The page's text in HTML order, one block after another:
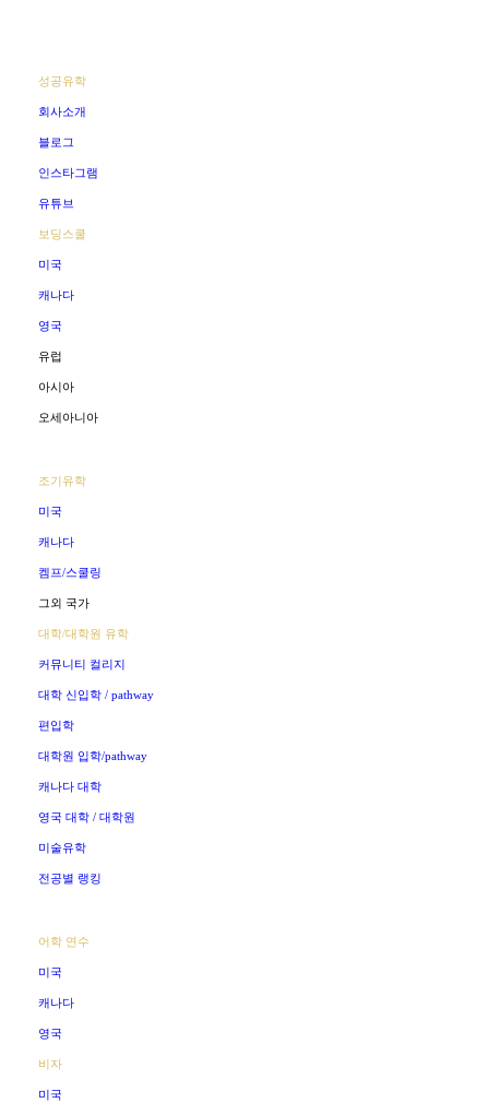
성공유학
회사소개
블로그
인스타그램
유튜브
보딩스쿨
미국
캐나다
영국
유럽
아시아
오세아니아
조기유학
미국
캐나다
켐프/스쿨링
그외 국가
대학/대학원 유학
커뮤니티 컬리지
대학 신입학 / pathway
편입학
대학원 입학/pathway
캐나다 대학
영국 대학 / 대학원
미술유학
전공별 랭킹
어학 연수
미국
캐나다
영국
비자
미국